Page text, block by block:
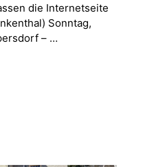
die Internetseite
Sonntag,
– …